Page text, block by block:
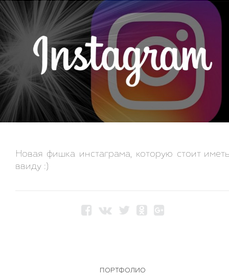
Новая фишка инстаграма, которую стоит
ввиду :)
ПОРТФОЛИО